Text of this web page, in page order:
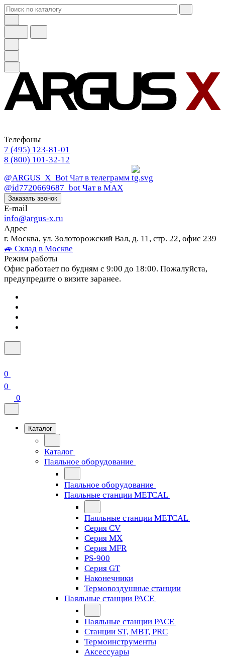
Телефоны
7 (495) 123-81-01
8 (800) 101-32-12
@ARGUS_X_Bot Чат в телеграмм
@id7720669687_bot Чат в МАХ
Заказать звонок
E-mail
info@argus-x.ru
Адрес
г. Москва, ул. Золоторожский Вал, д. 11, стр. 22, офис 239
🚙 Склад в Москве
Режим работы
Офис работает по будням с 9:00 до 18:00. Пожалуйста,
предупредите о визите заранее.
0
0
0
Каталог
Каталог
Паяльное оборудование
Паяльное оборудование
Паяльные станции METCAL
Паяльные станции METCAL
Серия CV
Серия MX
Серия MFR
PS-900
Серия GT
Наконечники
Термовоздушные станции
Паяльные станции PACE
Паяльные станции PACE
Станции ST, MBT, PRC
Термоинструменты
Аксессуары